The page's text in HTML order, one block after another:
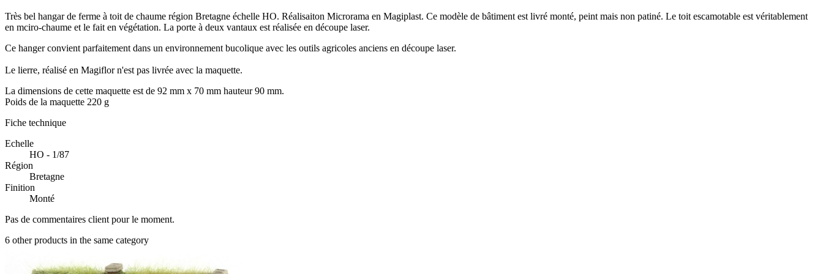
Très bel hangar de ferme à toit de chaume région Bretagne échelle HO. Réalisaiton Microrama en Magiplast. Ce modèle de bâtiment est livré monté, peint mais non patiné. Le toit escamotable est véritablement
en mciro-chaume et le fait en végétation. La porte à deux vantaux est réalisée en découpe laser.
Ce hanger convient parfaitement dans un environnement bucolique avec les outils agricoles anciens en découpe laser.
Le lierre, réalisé en Magiflor n'est pas livrée avec la maquette.
La dimensions de cette maquette est de 92 mm x 70 mm hauteur 90 mm.
Poids de la maquette 220 g
Fiche technique
Echelle
HO - 1/87
Région
Bretagne
Finition
Monté
Pas de commentaires client pour le moment.
6 other products in the same category